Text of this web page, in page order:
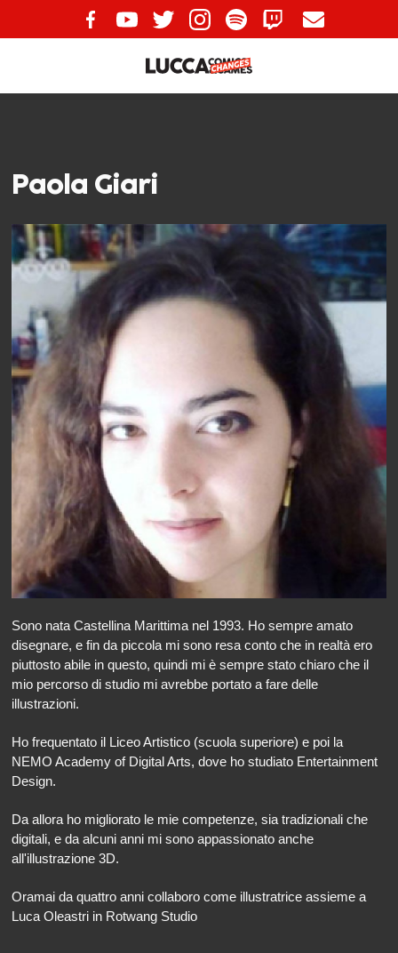
Paola Giari
Sono nata Castellina Marittima nel 1993. Ho sempre amato
disegnare, e fin da piccola mi sono resa conto che in realtà ero
piuttosto abile in questo, quindi mi è sempre stato chiaro che il
mio percorso di studio mi avrebbe portato a fare delle
illustrazioni.
Ho frequentato il Liceo Artistico (scuola superiore) e poi la
NEMO Academy of Digital Arts, dove ho studiato Entertainment
Design.
Da allora ho migliorato le mie competenze, sia tradizionali che
digitali, e da alcuni anni mi sono appassionato anche
all'illustrazione 3D.
Oramai da quattro anni collaboro come illustratrice assieme a
Luca Oleastri in Rotwang Studio